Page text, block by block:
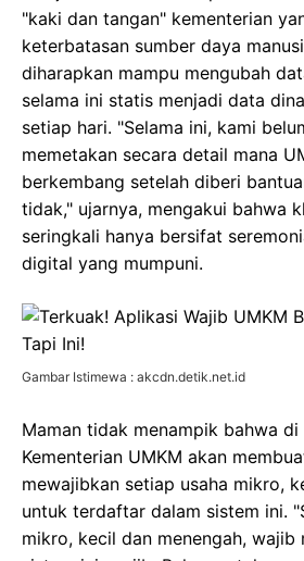
"kaki dan tangan" kementerian
keterbatasan sumber daya
diharapkan mampu mengubah
selama ini statis menjadi data
setiap hari. "Selama ini, kami
memetakan secara detail mana
berkembang setelah diberi
tidak," ujarnya, mengakui bahwa
seringkali hanya bersifat
digital yang mumpuni.
Gambar Istimewa : akcdn.detik.net.id
Maman tidak menampik bahwa di
Kementerian UMKM akan
mewajibkan setiap usaha mikro,
untuk terdaftar dalam sistem ini.
mikro, kecil dan menengah, wajib